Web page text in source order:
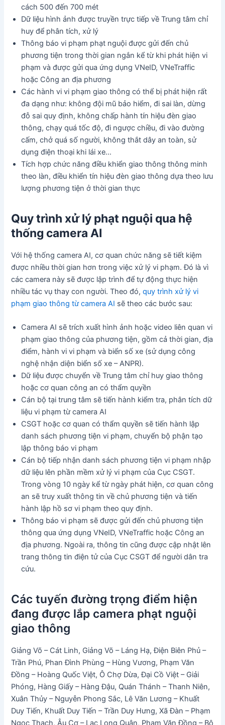
cách 500 đến 700 mét
Dữ liệu hình ảnh được truyền trực tiếp về Trung tâm chỉ
huy để phân tích, xử lý
Thông báo vi phạm phạt nguội được gửi đến chủ
phương tiện trong thời gian ngắn kể từ khi phát hiện vi
phạm và được gửi qua ứng dụng VNeID, VNeTraffic
hoặc Công an địa phương
Các hành vi vi phạm giao thông có thể bị phát hiện rất
đa dạng như: không đội mũ bảo hiểm, đi sai làn, dừng
đỗ sai quy định, không chấp hành tín hiệu đèn giao
thông, chạy quá tốc độ, đi ngược chiều, đi vào đường
cấm, chở quá số người, không thắt dây an toàn, sử
dụng điện thoại khi lái xe…
Tích hợp chức năng điều khiển giao thông thông minh
theo làn, điều khiển tín hiệu đèn giao thông dựa theo lưu
lượng phương tiện ở thời gian thực
Quy trình xử lý phạt nguội qua hệ
thống camera AI
Với hệ thống camera AI, cơ quan chức năng sẽ tiết kiệm
được nhiều thời gian hơn trong việc xử lý vi phạm. Đó là vì
các camera này sẽ được lập trình để tự động thực hiện
nhiều tác vụ thay con người. Theo đó,quy trình xử lý vi
phạm giao thông từ camera AI sẽ theo các bước sau:
Camera AI sẽ trích xuất hình ảnh hoặc video liên quan vi
phạm giao thông của phương tiện, gồm cả thời gian, địa
điểm, hành vi vi phạm và biển số xe (sử dụng công
nghệ nhận diện biển số xe – ANPR).
Dữ liệu được chuyển về Trung tâm chỉ huy giao thông
hoặc cơ quan công an có thẩm quyền
Cán bộ tại trung tâm sẽ tiến hành kiểm tra, phân tích dữ
liệu vi phạm từ camera AI
CSGT hoặc cơ quan có thẩm quyền sẽ tiến hành lập
danh sách phương tiện vi phạm, chuyển bộ phận tạo
lập thông báo vi phạm
Cán bộ tiếp nhận danh sách phương tiện vi phạm nhập
dữ liệu lên phần mềm xử lý vi phạm của Cục CSGT.
Trong vòng 10 ngày kể từ ngày phát hiện, cơ quan công
an sẽ truy xuất thông tin về chủ phương tiện và tiến
hành lập hồ sơ vi phạm theo quy định.
Thông báo vi phạm sẽ được gửi đến chủ phương tiện
thông qua ứng dụng VNeID, VNeTraffic hoặc Công an
địa phương. Ngoài ra, thông tin cũng được cập nhật lên
trang thông tin điện tử của Cục CSGT để người dân tra
cứu.
Các tuyến đường trọng điểm hiện
đang được lắp camera phạt nguội
giao thông
Giảng Võ – Cát Linh, Giảng Võ – Láng Hạ, Điện Biên Phủ –
Trần Phú, Phan Đình Phùng – Hùng Vương, Phạm Văn
Đồng – Hoàng Quốc Việt, Ô Chợ Dừa, Đại Cồ Việt – Giải
Phóng, Hàng Giấy – Hàng Đậu, Quán Thánh – Thanh Niên,
Xuân Thủy – Nguyễn Phong Sắc, Lê Văn Lương – Khuất
Duy Tiến, Khuất Duy Tiến – Trần Duy Hưng, Xã Đàn – Phạm
Ngọc Thạch, Âu Cơ – Lạc Long Quân, Phạm Văn Đồng – Bộ